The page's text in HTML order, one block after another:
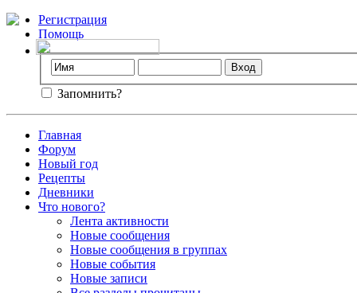
Регистрация
Помощь
Запомнить?
Главная
Форум
Новый год
Рецепты
Дневники
Что нового?
Лента активности
Новые сообщения
Новые сообщения в группах
Новые события
Новые записи